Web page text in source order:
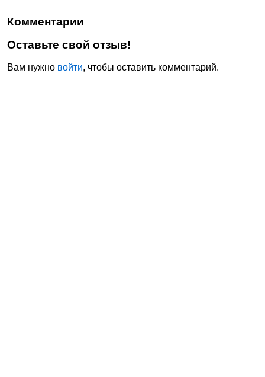
Комментарии
Оставьте свой отзыв!
Вам нужно войти, чтобы оставить комментарий.